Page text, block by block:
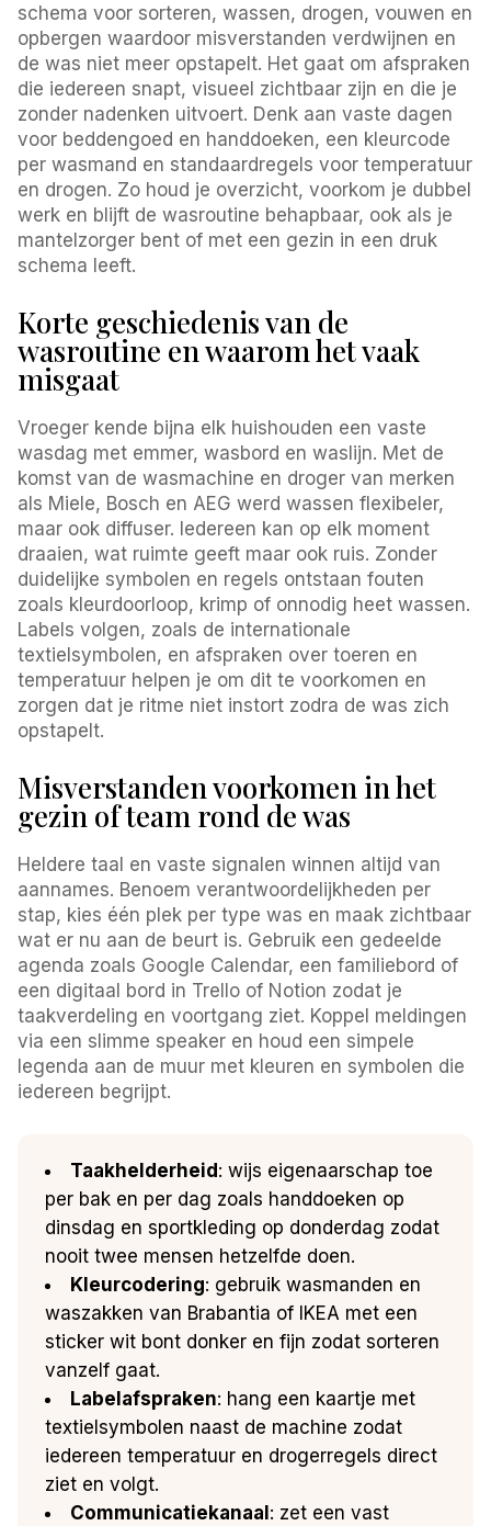
schema voor sorteren, wassen, drogen, vouwen en
opbergen waardoor misverstanden verdwijnen en
de was niet meer opstapelt. Het gaat om afspraken
die iedereen snapt, visueel zichtbaar zijn en die je
zonder nadenken uitvoert. Denk aan vaste dagen
voor beddengoed en handdoeken, een kleurcode
per wasmand en standaardregels voor temperatuur
en drogen. Zo houd je overzicht, voorkom je dubbel
werk en blijft de wasroutine behapbaar, ook als je
mantelzorger bent of met een gezin in een druk
schema leeft.
Korte geschiedenis van de
wasroutine en waarom het vaak
misgaat
Vroeger kende bijna elk huishouden een vaste
wasdag met emmer, wasbord en waslijn. Met de
komst van de wasmachine en droger van merken
als Miele, Bosch en AEG werd wassen flexibeler,
maar ook diffuser. Iedereen kan op elk moment
draaien, wat ruimte geeft maar ook ruis. Zonder
duidelijke symbolen en regels ontstaan fouten
zoals kleurdoorloop, krimp of onnodig heet wassen.
Labels volgen, zoals de internationale
textielsymbolen, en afspraken over toeren en
temperatuur helpen je om dit te voorkomen en
zorgen dat je ritme niet instort zodra de was zich
opstapelt.
Misverstanden voorkomen in het
gezin of team rond de was
Heldere taal en vaste signalen winnen altijd van
aannames. Benoem verantwoordelijkheden per
stap, kies één plek per type was en maak zichtbaar
wat er nu aan de beurt is. Gebruik een gedeelde
agenda zoals Google Calendar, een familiebord of
een digitaal bord in Trello of Notion zodat je
taakverdeling en voortgang ziet. Koppel meldingen
via een slimme speaker en houd een simpele
legenda aan de muur met kleuren en symbolen die
iedereen begrijpt.
Taakhelderheid: wijs eigenaarschap toe
per bak en per dag zoals handdoeken op
dinsdag en sportkleding op donderdag zodat
nooit twee mensen hetzelfde doen.
Kleurcodering: gebruik wasmanden en
waszakken van Brabantia of IKEA met een
sticker wit bont donker en fijn zodat sorteren
vanzelf gaat.
Labelafspraken: hang een kaartje met
textielsymbolen naast de machine zodat
iedereen temperatuur en drogerregels direct
ziet en volgt.
Communicatiekanaal: zet een vast